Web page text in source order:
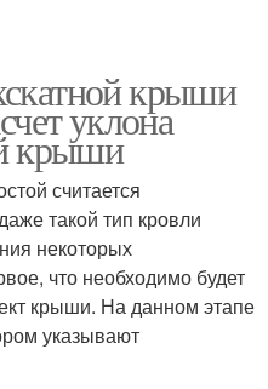
крыши
уклона
крыши
считается
такой тип кровли
некоторых
что необходимо будет
крыши. На данном этапе
указывают